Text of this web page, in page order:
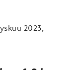
2023,